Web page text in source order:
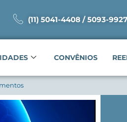
(11) 5041-4408 / 5093-
CONVÊNIOS